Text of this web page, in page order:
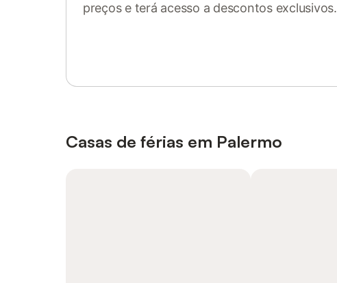
preços e terá acesso a descontos exclusivos.
Casas de férias em Palermo